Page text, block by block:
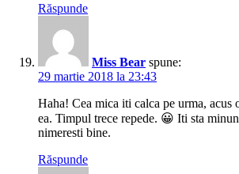
Răspunde
Miss Bear spune:
29 martie 2018 la 23:43
Haha! Cea mica iti calca pe urma, acus
ea. Timpul trece repede. 😀 Iti sta
nimeresti bine.
Răspunde